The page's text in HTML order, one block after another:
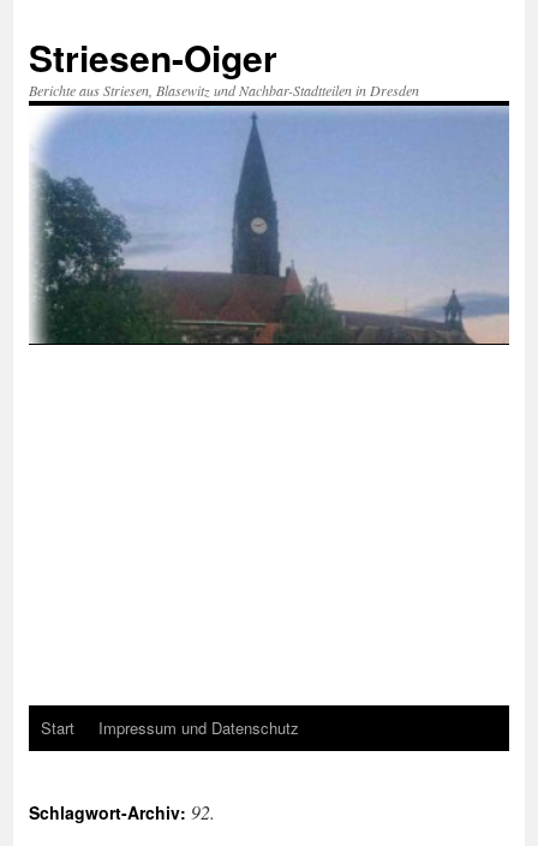
springen
Striesen-Oiger
Berichte aus Striesen, Blasewitz und Nachbar-Stadtteilen in Dresden
Start Impressum und Datenschutz
Schlagwort-Archiv: 92.